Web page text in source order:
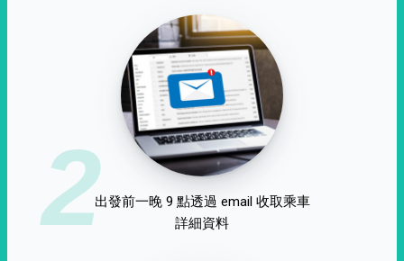
2出發前一晚 9 點透過 email 收取乘車
詳細資料